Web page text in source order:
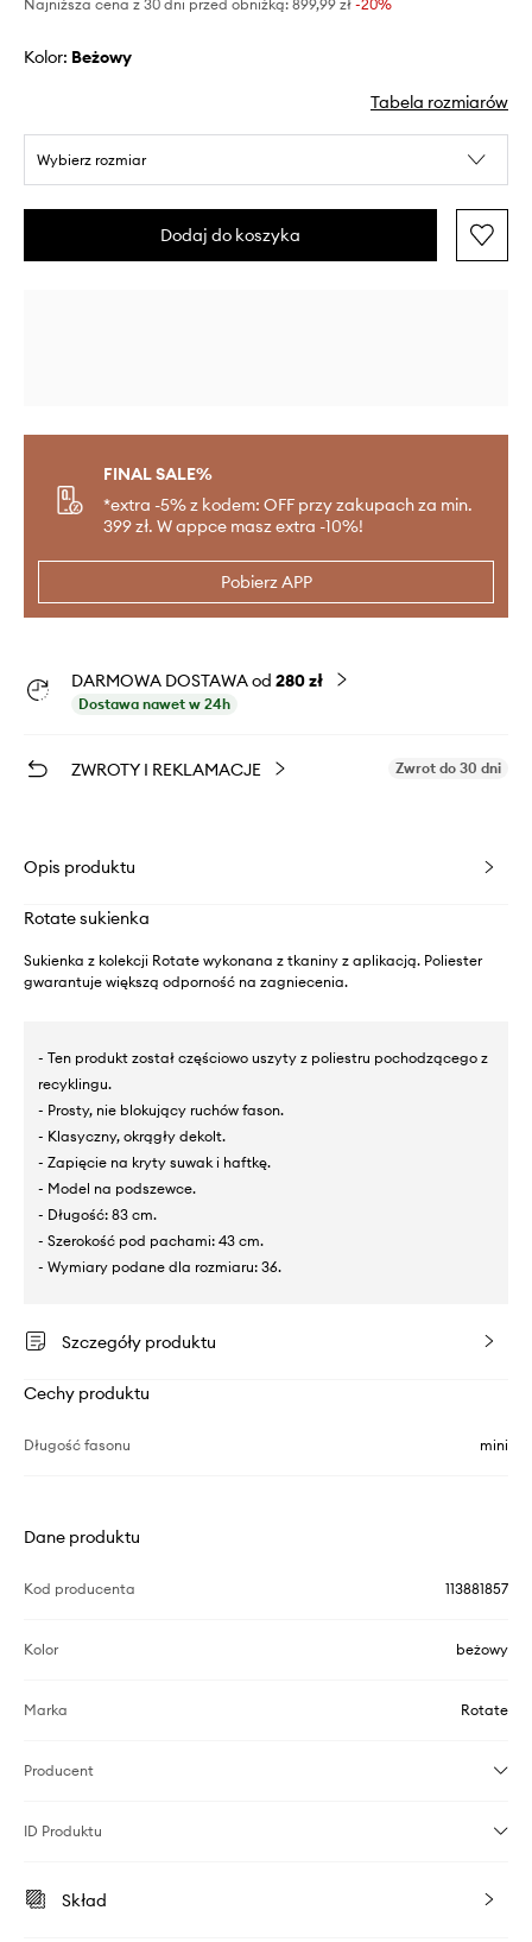
Najniższa cena z 30 dni przed obniżką: 899,99 zł -20%
Kolor: beżowy
Tabela rozmiarów
Wybierz rozmiar
Dodaj do koszyka
FINAL SALE%
*extra -5% z kodem: OFF przy zakupach za min.
399 zł. W appce masz extra -10%!
Pobierz APP
DARMOWA DOSTAWA od 280 zł
Dostawa nawet w 24h
ZWROTY I REKLAMACJE Zwrot do 30 dni
Opis produktu
Rotate sukienka
Sukienka z kolekcji Rotate wykonana z tkaniny z aplikacją. Poliester
gwarantuje większą odporność na zagniecenia.
- Ten produkt został częściowo uszyty z poliestru pochodzącego z
recyklingu.
- Prosty, nie blokujący ruchów fason.
- Klasyczny, okrągły dekolt.
- Zapięcie na kryty suwak i haftkę.
- Model na podszewce.
- Długość: 83 cm.
- Szerokość pod pachami: 43 cm.
- Wymiary podane dla rozmiaru: 36.
Szczegóły produktu
Cechy produktu
Długość fasonu mini
Dane produktu
Kod producenta 113881857
Kolor beżowy
Marka Rotate
Producent
ID Produktu
Skład